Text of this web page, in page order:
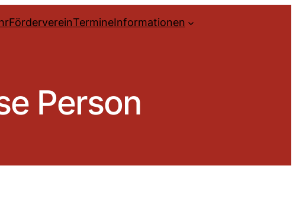
FördervereinTermineInformationen
Person